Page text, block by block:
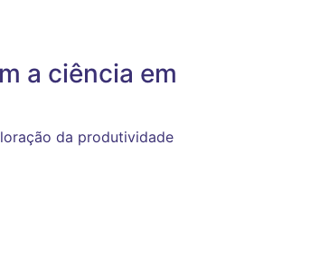
a ciência em
da produtividade